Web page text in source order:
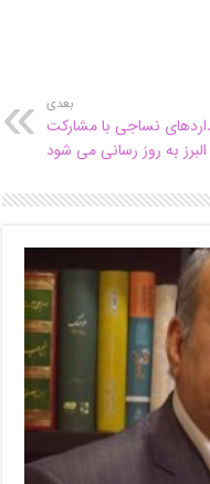
بعدی
نساجی با مشارکت
به روز رسانی می شود